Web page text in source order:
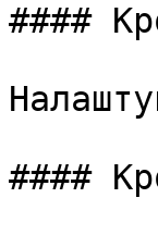
####
####